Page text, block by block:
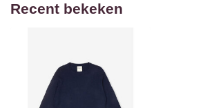
Recent bekeken